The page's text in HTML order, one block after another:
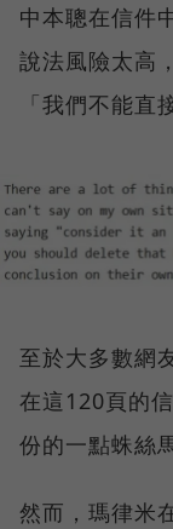
中本聰在信件
說法風險太高
「我們不能直
至於大多數網
在這120頁的
份的一點蛛絲
然而，瑪律米